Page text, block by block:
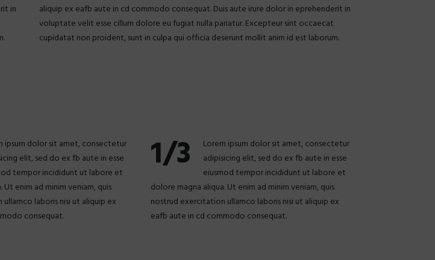
in
aliquip ex eafb aute in cd commodo consequat. Duis aute irure dolor in eprehenderit in
voluptate velit esse cillum dolore eu fugiat nulla pariatur. Excepteur sint occaecat
cupidatat non proident, sunt in culpa qui officia deserunt mollit anim id est laborum.
ipsum dolor sit amet, consectetur
elit, sed do ex fb aute in esse
tempor incididunt ut labore et
enim ad minim veniam, quis
laboris nisi ut aliquip ex
consequat.
1/3
Lorem ipsum dolor sit amet, consectetur
adipisicing elit, sed do ex fb aute in esse
eiusmod tempor incididunt ut labore et
dolore magna aliqua. Ut enim ad minim veniam, quis
nostrud exercitation ullamco laboris nisi ut aliquip ex
eafb aute in cd commodo consequat.